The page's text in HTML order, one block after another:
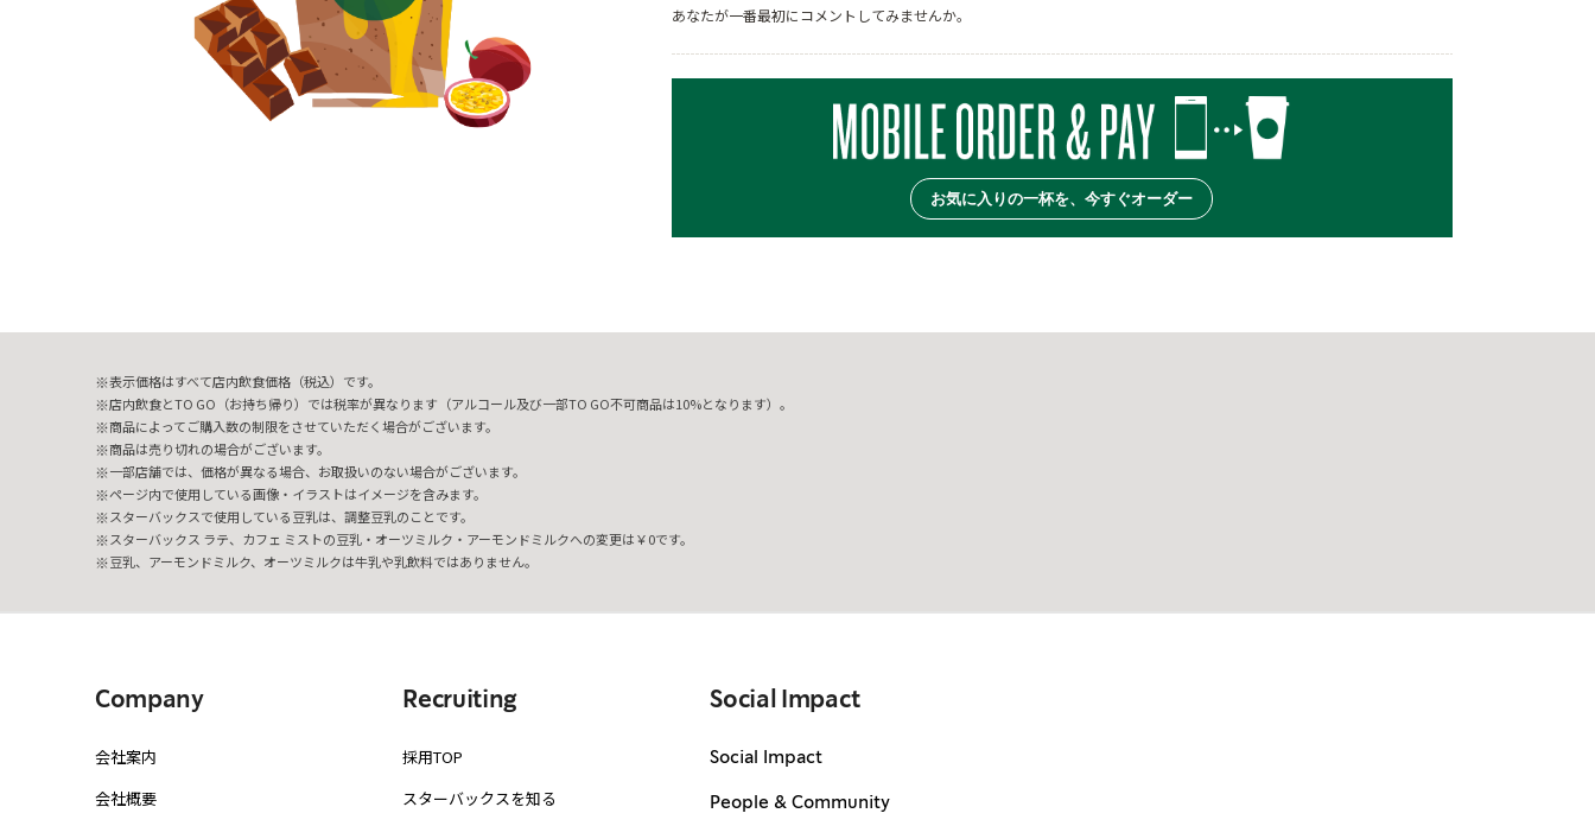
あなたが一番最初にコメントしてみませんか。
お気に入りの一杯を、今すぐオーダー
表示価格はすべて店内飲食価格（税込）です。
店内飲食とTO GO（お持ち帰り）では税率が異なります（アルコール及び一部TO GO不可商品は10%となります）。
商品によってご購入数の制限をさせていただく場合がございます。
商品は売り切れの場合がございます。
一部店舗では、価格が異なる場合、お取扱いのない場合がございます。
ページ内で使用している画像・イラストはイメージを含みます。
スターバックスで使用している豆乳は、調整豆乳のことです。
スターバックス ラテ、カフェ ミストの豆乳・オーツミルク・アーモンドミルクへの変更は￥0です。
豆乳、アーモンドミルク、オーツミルクは牛乳や乳飲料ではありません。
Company
会社案内
会社概要
Recruiting
採用TOP
スターバックスを知る
Social Impact
Social Impact
People & Community